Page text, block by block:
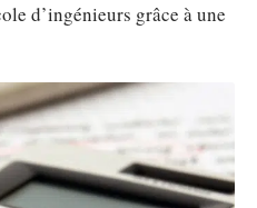
d’ingénieurs grâce à une